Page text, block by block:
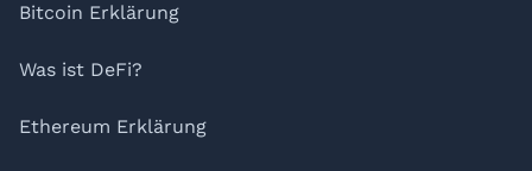
Bitcoin Erklärung
Was ist DeFi?
Ethereum Erklärung